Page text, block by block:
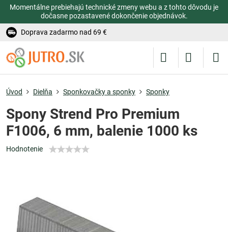
Momentálne prebiehajú technické zmeny webu a z tohto dôvodu je
dočasne pozastavené dokončenie objednávok.
Doprava zadarmo nad 69 €
Úvod Dielňa Sponkovačky a sponky Sponky
Spony Strend Pro Premium
F1006, 6 mm, balenie 1000 ks
Hodnotenie